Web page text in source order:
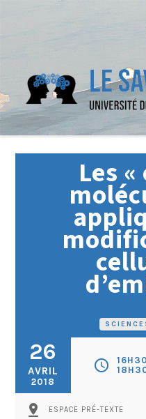
Les
26
AVRIL
2018
schedule
pin_drop ESPACE PRÉ-TEXTE